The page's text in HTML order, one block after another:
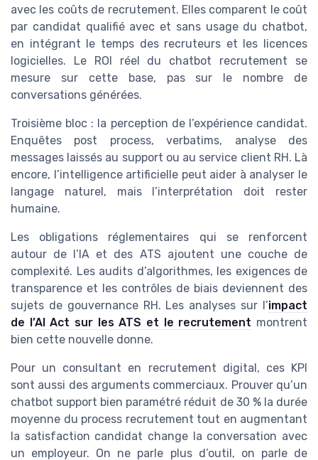
avec les coûts de recrutement. Elles comparent le coût
par candidat qualifié avec et sans usage du chatbot,
en intégrant le temps des recruteurs et les licences
logicielles. Le ROI réel du chatbot recrutement se
mesure sur cette base, pas sur le nombre de
conversations générées.
Troisième bloc : la perception de l’expérience candidat.
Enquêtes post process, verbatims, analyse des
messages laissés au support ou au service client RH. Là
encore, l’intelligence artificielle peut aider à analyser le
langage naturel, mais l’interprétation doit rester
humaine.
Les obligations réglementaires qui se renforcent
autour de l’IA et des ATS ajoutent une couche de
complexité. Les audits d’algorithmes, les exigences de
transparence et les contrôles de biais deviennent des
sujets de gouvernance RH. Les analyses sur l’impact
de l’AI Act sur les ATS et le recrutement montrent
bien cette nouvelle donne.
Pour un consultant en recrutement digital, ces KPI
sont aussi des arguments commerciaux. Prouver qu’un
chatbot support bien paramétré réduit de 30 % la durée
moyenne du process recrutement tout en augmentant
la satisfaction candidat change la conversation avec
un employeur. On ne parle plus d’outil, on parle de